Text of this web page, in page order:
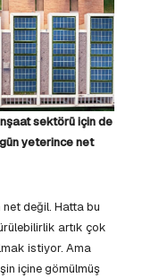
sektörü için de
yeterince net
net değil. Hatta bu
artık çok
istiyor. Ama
içine gömülmüş